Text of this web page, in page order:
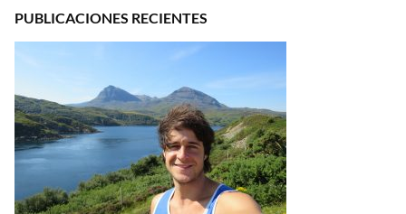
PUBLICACIONES RECIENTES